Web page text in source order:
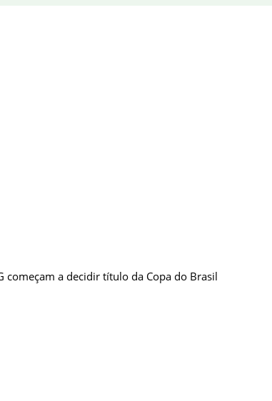
começam a decidir título da Copa do Brasil